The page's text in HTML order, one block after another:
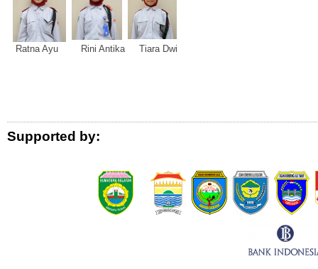
Ratna Ayu Rini Antika Tiara Dwi
Supported by: